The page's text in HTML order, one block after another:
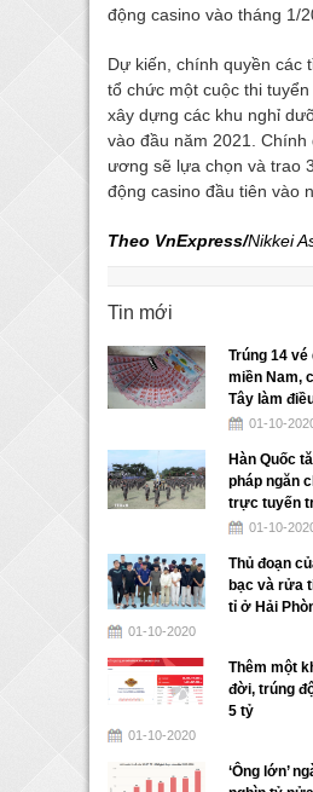
động casino vào tháng 1/
Dự kiến, chính quyền các
tổ chức một cuộc thi
xây dựng các khu nghỉ
vào đầu năm 2021. Chính
ương sẽ lựa chọn và trao
động casino đầu tiên vào
Theo VnExpress/Nikkei
Tin mới
Trúng 14
miền Nam,
Tây làm
01-10-
Hàn Quốc
pháp ngăn
trực tuyến
01-10-
Thủ đoạn
bạc và rửa
tỉ ở Hải
01-10-2020
Thêm một
đời, trúng
5 tỷ
01-10-2020
‘Ông lớn’